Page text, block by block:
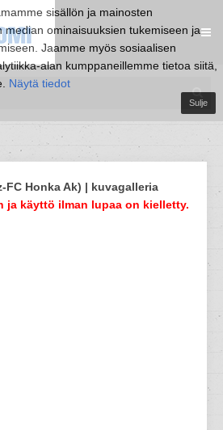
sisällön ja mainosten
median ominaisuuksien tukemiseen ja
Jaamme myös sosiaalisen
alan kumppaneillemme tietoa siitä,
Näytä tiedot
Sulje
FC Honka Ak) | kuvagalleria
ja käyttö ilman lupaa on kielletty.